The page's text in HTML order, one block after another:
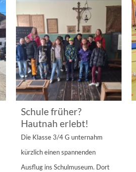
Schule früher?
Hautnah erlebt!
Die Klasse 3/4 G unternahm
kürzlich einen spannenden
Ausflug ins Schulmuseum. Dort